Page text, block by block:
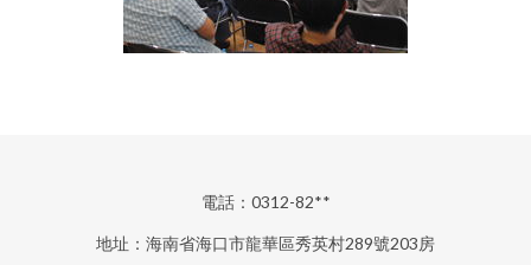
電話：0312-82**
地址：海南省海口市龍華區秀英村289號203房